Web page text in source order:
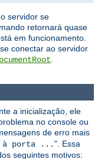
servidor se
retornará quase
em funcionamento.
conectar ao servidor
a inicialização, ele
no console ou
de erro mais
à porta ...". Essa
seguintes motivos: